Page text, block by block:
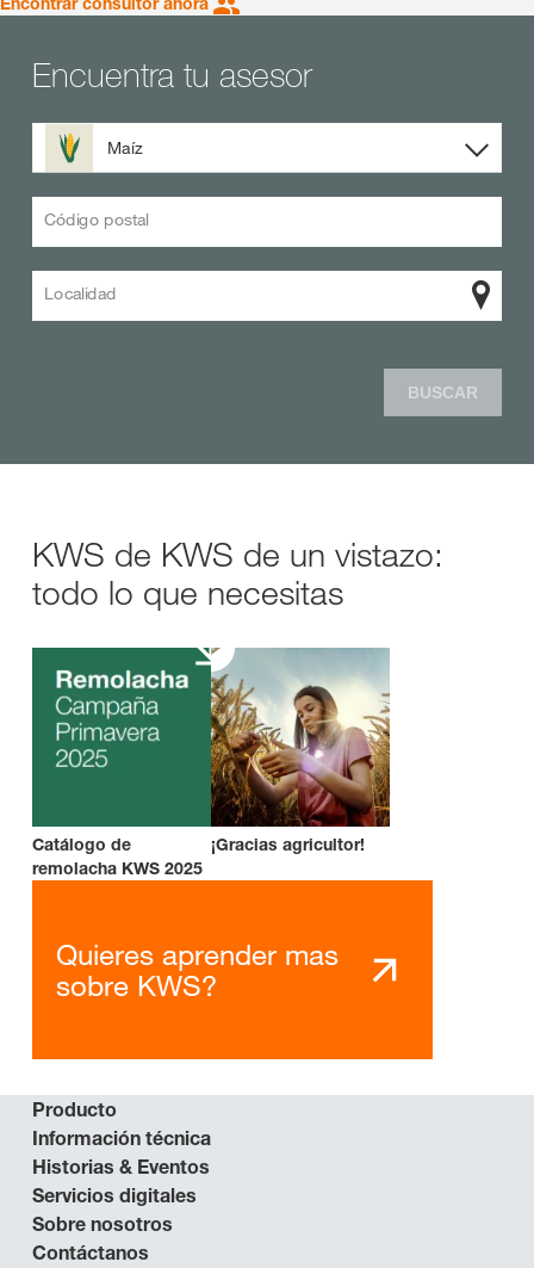
Encuentra tu asesor
Maíz
Código postal
Localidad
BUSCAR
KWS de KWS de un vistazo:
todo lo que necesitas
Catálogo de
remolacha KWS 2025
¡Gracias agricultor!
Quieres aprender mas
sobre KWS?
Producto
Información técnica
Historias & Eventos
Servicios digitales
Sobre nosotros
Contáctanos